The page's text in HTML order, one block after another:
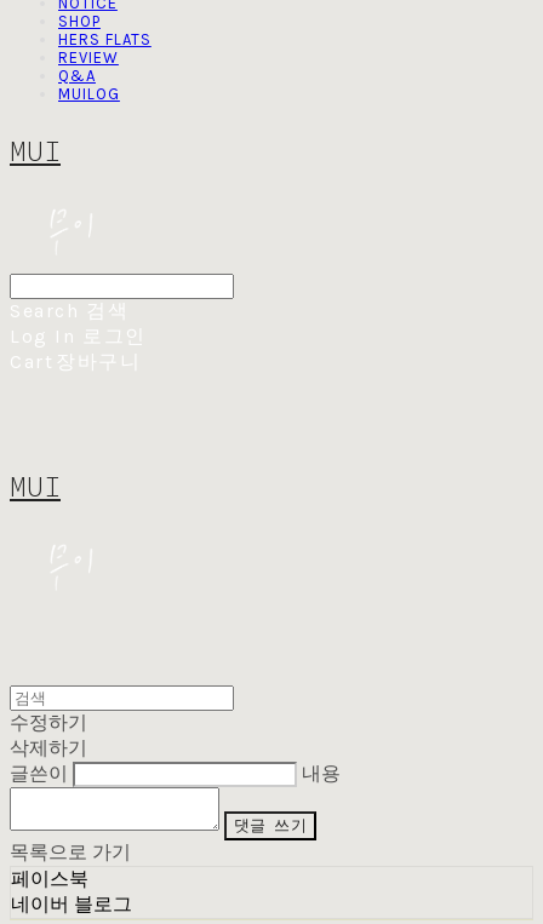
SHOP
HERS FLATS
REVIEW
Q&A
MUILOG
MUI
Search 검색
Log In 로그인
Cart 장바구니
MUI
수정하기
삭제하기
글쓴이
내용
댓글 쓰기
목록으로 가기
페이스북
네이버 블로그